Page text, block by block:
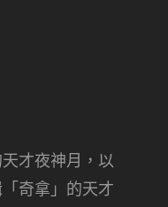
才夜神月，以
奇拿」的天才